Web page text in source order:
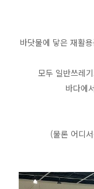
바닷물에 닿은 재활
모두 일반쓰레
바다에
(물론 어디